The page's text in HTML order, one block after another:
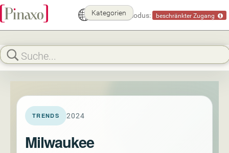
Demomodus: beschränkter Zugang
Kategorien
TRENDS 2024
Milwaukee